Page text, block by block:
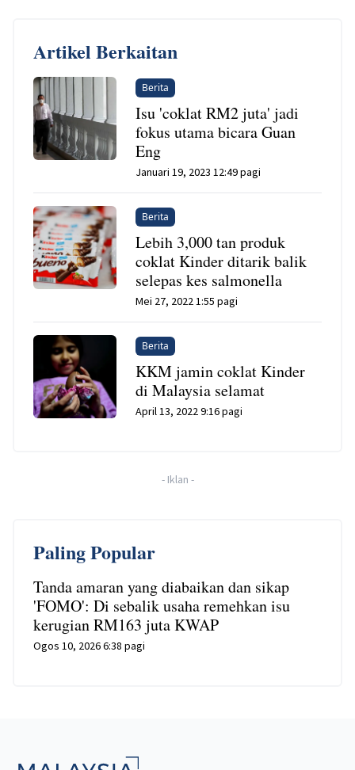
Artikel Berkaitan
Berita
Isu 'coklat RM2 juta' jadi
fokus utama bicara Guan
Eng
Januari 19, 2023 12:49 pagi
Berita
Lebih 3,000 tan produk
coklat Kinder ditarik balik
selepas kes salmonella
Mei 27, 2022 1:55 pagi
Berita
KKM jamin coklat Kinder
di Malaysia selamat
April 13, 2022 9:16 pagi
- Iklan -
Paling Popular
Tanda amaran yang diabaikan dan sikap
'FOMO': Di sebalik usaha remehkan isu
kerugian RM163 juta KWAP
Ogos 10, 2026 6:38 pagi